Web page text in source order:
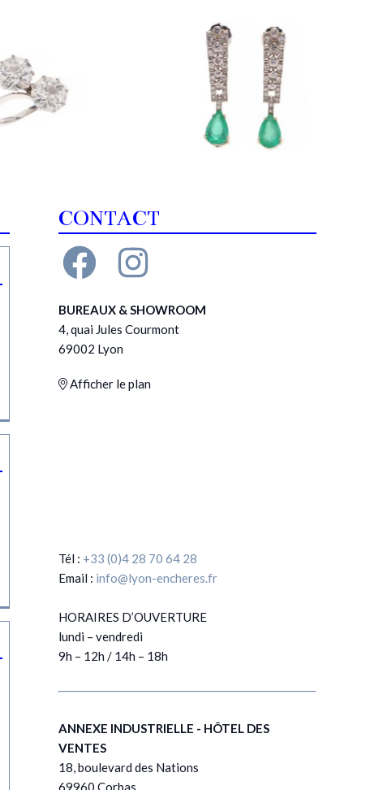
CONTACT
BUREAUX & SHOWROOM
4, quai Jules Courmont
69002 Lyon
Afficher le plan
Tél : +33 (0)4 28 70 64 28
Email : info@lyon-encheres.fr
HORAIRES D’OUVERTURE
lundi – vendredi
9h – 12h / 14h – 18h
ANNEXE INDUSTRIELLE - HÔTEL DES
VENTES
18, boulevard des Nations
69960 Corbas